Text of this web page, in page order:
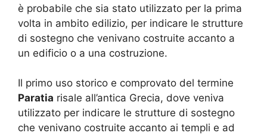
è probabile che sia stato utilizzato per la prima
volta in ambito edilizio, per indicare le strutture
di sostegno che venivano costruite accanto a
un edificio o a una costruzione.
Il primo uso storico e comprovato del termine
Paratia risale all’antica Grecia, dove veniva
utilizzato per indicare le strutture di sostegno
che venivano costruite accanto ai templi e ad